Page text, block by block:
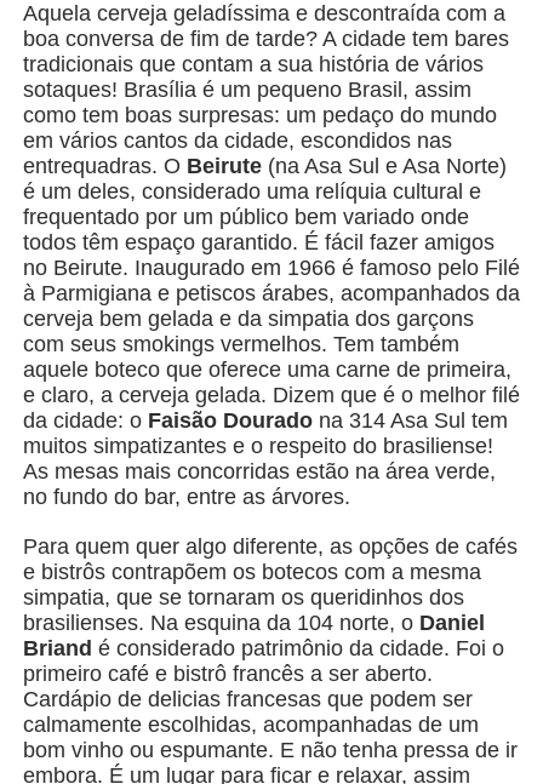
Aquela cerveja geladíssima e descontraída com a
boa conversa de fim de tarde? A cidade tem bares
tradicionais que contam a sua história de vários
sotaques! Brasília é um pequeno Brasil, assim
como tem boas surpresas: um pedaço do mundo
em vários cantos da cidade, escondidos nas
entrequadras. O Beirute(na Asa Sul e Asa Norte)
é um deles, considerado uma relíquia cultural e
frequentado por um público bem variado onde
todos têm espaço garantido. É fácil fazer amigos
no Beirute. Inaugurado em 1966 é famoso pelo Filé
à Parmigiana e petiscos árabes, acompanhados da
cerveja bem gelada e da simpatia dos garçons
com seus smokings vermelhos. Tem também
aquele boteco que oferece uma carne de primeira,
e claro, a cerveja gelada. Dizem que é o melhor filé
da cidade: o Faisão Dourado na 314 Asa Sul tem
muitos simpatizantes e o respeito do brasiliense!
As mesas mais concorridas estão na área verde,
no fundo do bar, entre as árvores.
Para quem quer algo diferente, as opções de cafés
e bistrôs contrapõem os botecos com a mesma
simpatia, que se tornaram os queridinhos dos
brasilienses. Na esquina da 104 norte, o Daniel
Briand é considerado patrimônio da cidade. Foi o
primeiro café e bistrô francês a ser aberto.
Cardápio de delicias francesas que podem ser
calmamente escolhidas, acompanhadas de um
bom vinho ou espumante. E não tenha pressa de ir
embora. É um lugar para ficar e relaxar, assim